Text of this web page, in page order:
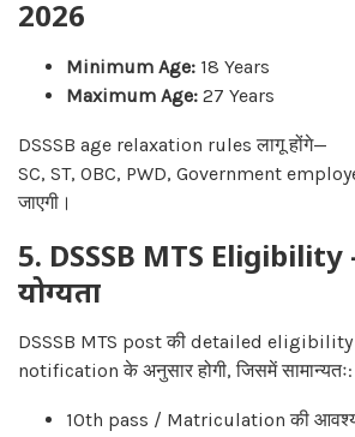
2026
Minimum Age: 18 Years
Maximum Age: 27 Years
DSSSB age relaxation rules लागू होंगे—
SC, ST, OBC, PWD, Government
जाएगी।
5. DSSSB MTS Eligibility
योग्यता
DSSSB MTS post की detailed
notification के अनुसार होगी, जिसमें सामान्यतः:
10th pass / Matriculation की